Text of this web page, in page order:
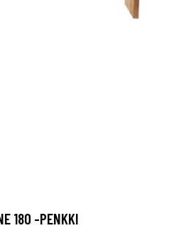
180 -PENKKI